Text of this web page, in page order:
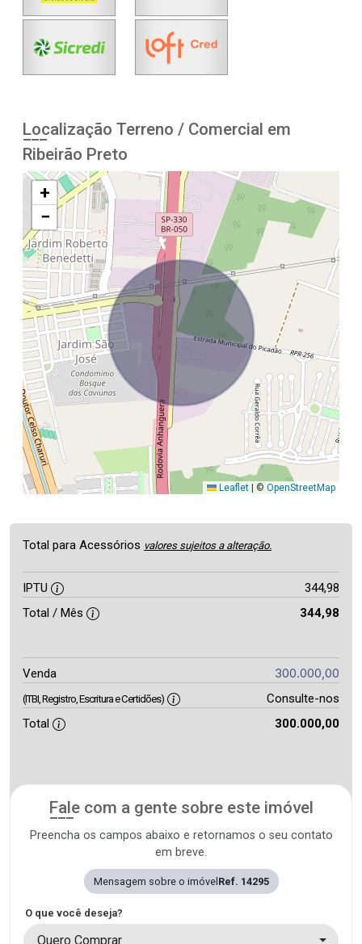
Localização Terreno / Comercial em
Ribeirão Preto
+
−
Leaflet © OpenStreetMap
Total para Acessórios valores sujeitos a alteração.
IPTU
344,98
Total / Mês
344,98
Venda 300.000,00
(ITBI, Registro, Escritura e Certidões)
Consulte-nos
Total
300.000,00
Fale com a gente sobre este imóvel
Preencha os campos abaixo e retornamos o seu contato
em breve.
Mensagem sobre o imóvel Ref. 14295
O que você deseja?
Quero Comprar